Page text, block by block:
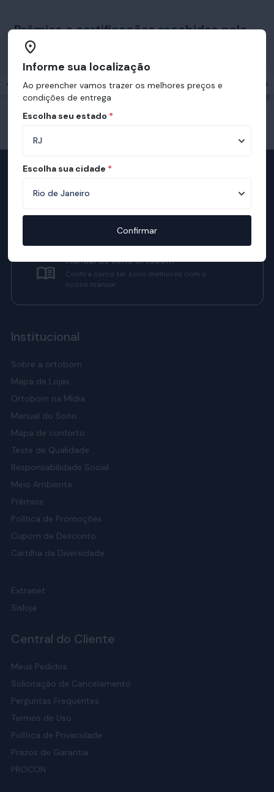
Prêmios e certificações recebidas pelo
Ortobom
Televendas
Manual do Sono Ortobom
Confira como ter sono melhores com o
nosso manual.
Institucional
Sobre a ortobom
Mapa de Lojas
Ortobom na Mídia
Manual do Sono
Mapa de conforto
Teste de Qualidade
Responsabilidade Social
Meio Ambiente
Prêmios
Política de Promoções
Cupom de Desconto
Cartilha da Diversidade
Extranet
Sisloja
Central do Cliente
Meus Pedidos
Solicitação de Cancelamento
Perguntas Frequentes
Termos de Uso
Política de Privacidade
Prazos de Garantia
PROCON
Informe sua localização
Ao preencher vamos trazer os melhores preços e
condições de entrega
Escolha seu estado *
Escolha sua cidade *
Confirmar